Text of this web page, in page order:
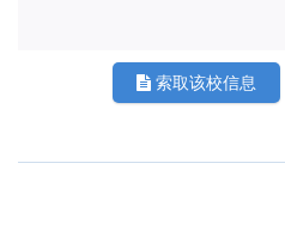
索取该校信息